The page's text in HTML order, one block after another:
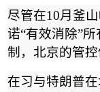
尽管在10月釜
诺“有效消除”所
制，北京的管控
在习与特朗普